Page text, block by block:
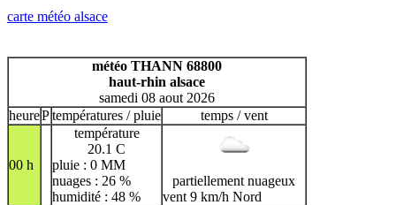
H
I J K L M
N
T
U
V
W X Y Z
carte météo alsace
météo THANN 68800
haut-rhin alsace
samedi 08 aout 2026
heurePtempératures / pluie temps / vent
00 h
température
20.1 C
pluie : 0 MM
nuages : 26 %
humidité : 48 %
partiellement nuageux
vent 9 km/h Nord